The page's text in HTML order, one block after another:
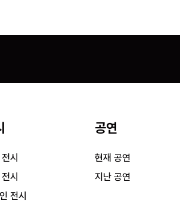
시
시
전시
공연
현재 공연
지난 공연